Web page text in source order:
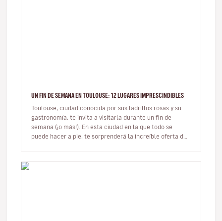
UN FIN DE SEMANA EN TOULOUSE: 12 LUGARES IMPRESCINDIBLES
Toulouse, ciudad conocida por sus ladrillos rosas y su
gastronomía, te invita a visitarla durante un fin de
semana (¡o más!). En esta ciudad en la que todo se
puede hacer a pie, te sorprenderá la increíble oferta de